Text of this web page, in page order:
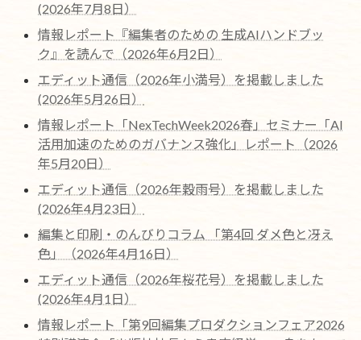
(2026年7月8日）
情報レポート『編集者のための 生成AIハンドブッ
ク』を読んで（2026年6月2日）
エディット通信（2026年小満号）を掲載しました
(2026年5月26日）
情報レポート「NexTechWeek2026春」セミナー「AI
活用加速のためのガバナンス強化」レポート（2026
年5月20日）
エディット通信（2026年穀雨号）を掲載しました
(2026年4月23日）
編集と印刷・のんびりコラム 「第4回 ダメ色と冴え
色」（2026年4月16日）
エディット通信（2026年桜花号）を掲載しました
(2026年4月1日）
情報レポート「第9回編集プロダクションフェア2026